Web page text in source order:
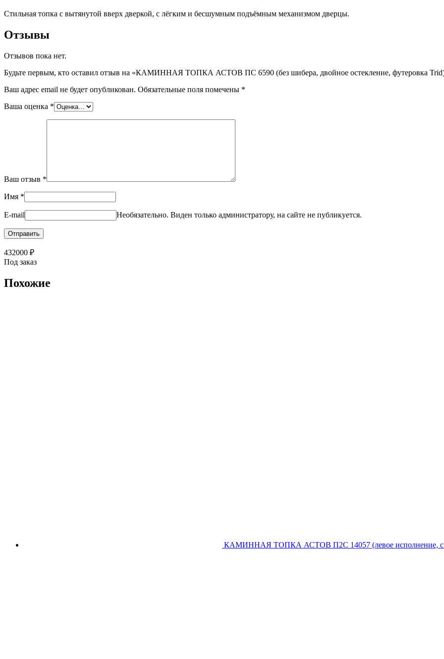
Стильная топка с вытянутой вверх дверкой, с лёгким и бесшумным подъёмным механизмом дверцы.
Отзывы
Отзывов пока нет.
Будьте первым, кто оставил отзыв на «КАМИННАЯ ТОПКА АСТОВ ПС 6590 (без шибера, двойное остекление, футеровка
Ваш адрес email не будет опубликован. Обязательные поля помечены *
Ваша оценка *
Ваш отзыв *
Имя *
E-mail Необязательно. Виден только администратору, на сайте не публикуется.
432000 ₽
Под заказ
Похожие
КАМИННАЯ ТОПКА АСТОВ П2С 14057 (левое исполнение, с